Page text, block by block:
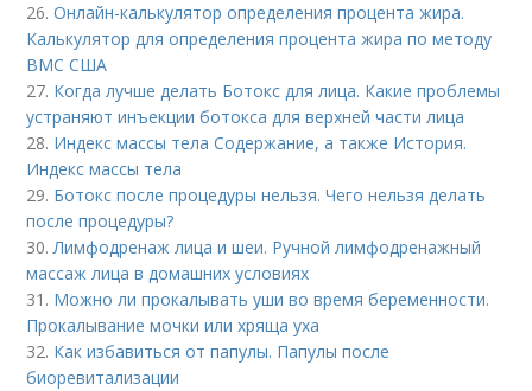
26.Онлайн-калькулятор определения процента жира.
Калькулятор для определения процента жира по методу
ВМС США
27. Когда лучше делать Ботокс для лица. Какие проблемы
устраняют инъекции ботокса для верхней части лица
28. Индекс массы тела Содержание, а также История.
Индекс массы тела
29. Ботокс после процедуры нельзя. Чего нельзя делать
после процедуры?
30.Лимфодренаж лица и шеи. Ручной лимфодренажный
массаж лица в домашних условиях
31. Можно ли прокалывать уши во время беременности.
Прокалывание мочки или хряща уха
32. Как избавиться от папулы. Папулы после
биоревитализации